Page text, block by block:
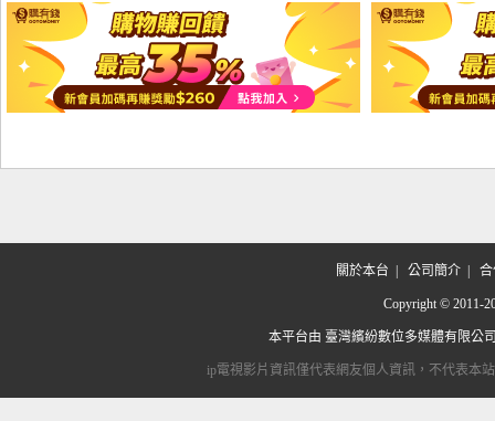
關於本台 公司簡介| 合
Copyright © 2011-
本平台由 臺灣繽紛數位多媒體有限公
ip電視影片資訊僅代表網友個人資訊，不代表本